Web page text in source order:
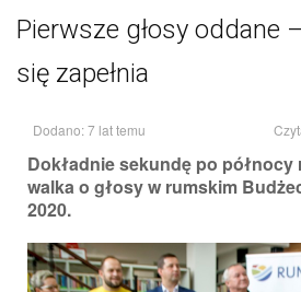
Pierwsze głosy oddane
się zapełnia
Dodano: 7 lat temu
Dokładnie sekundę po północy
walka o głosy w rumskim
2020.